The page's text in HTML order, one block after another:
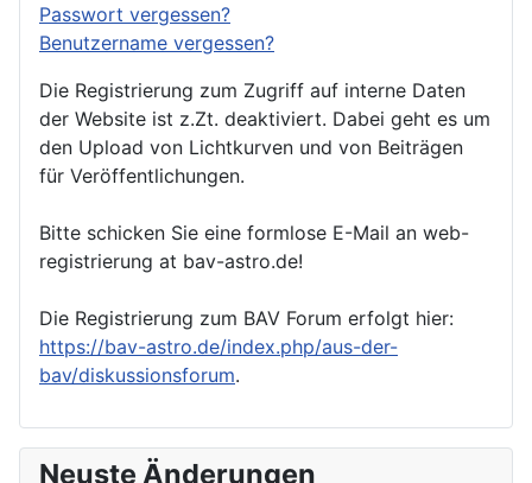
Passwort vergessen?
Benutzername vergessen?
Die Registrierung zum Zugriff auf interne Daten
der Website ist z.Zt. deaktiviert. Dabei geht es um
den Upload von Lichtkurven und von Beiträgen
für Veröffentlichungen.
Bitte schicken Sie eine formlose E-Mail an web-
registrierung at bav-astro.de!
Die Registrierung zum BAV Forum erfolgt hier:
https://bav-astro.de/index.php/aus-der-
bav/diskussionsforum.
Neuste Änderungen